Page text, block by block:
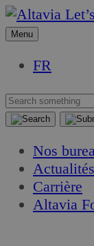
Aller
au
Aller
auMenu
FR
Nos
Actualités
Carrière
Altavia